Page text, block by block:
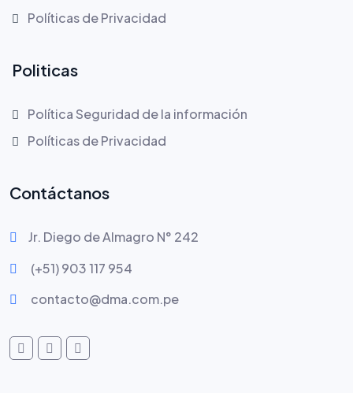
Políticas de Privacidad
Politicas
Política Seguridad de la información
Políticas de Privacidad
Contáctanos
Jr. Diego de Almagro N° 242
(+51) 903 117 954
contacto@dma.com.pe